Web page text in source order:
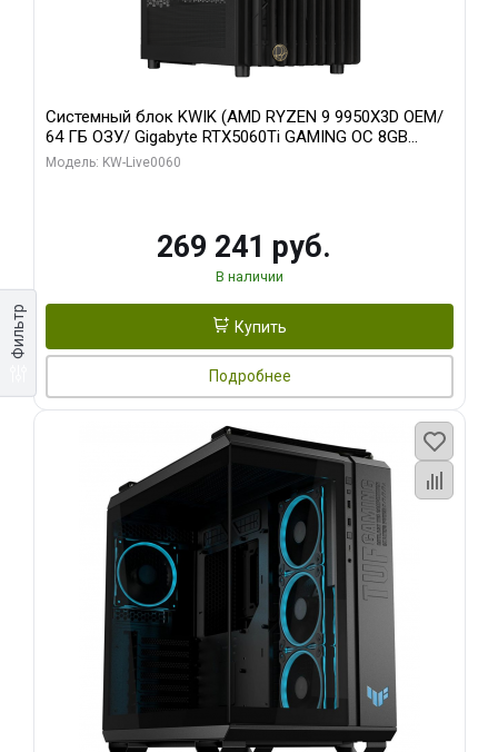
Фильтр
Системный блок KWIK (AMD RYZEN 9 9950X3D OEM/
64 ГБ ОЗУ/ Gigabyte RTX5060Ti GAMING OC 8GB
GDDR7 128bit 3xDP H/ 1 ТБ SSD)
Модель: KW-Live0060
269 241 руб.
В наличии
Купить
Подробнее